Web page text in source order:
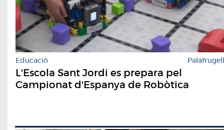
Educació Palafrugell
L'Escola Sant Jordi es prepara pel
Campionat d'Espanya de Robòtica